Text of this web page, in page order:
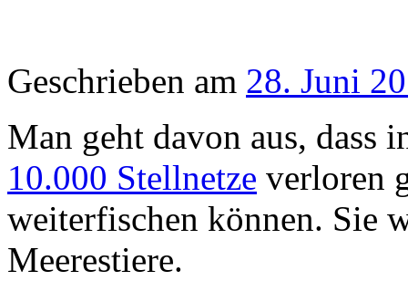
Geschrieben am 28. Juni
Man geht davon aus, dass
10.000 Stellnetze verloren
weiterfischen können. Sie
Meerestiere.